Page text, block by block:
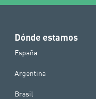
Dónde estamos
España
Argentina
Brasil